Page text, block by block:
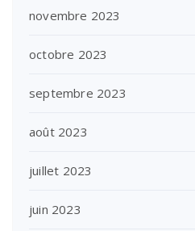
novembre 2023
octobre 2023
septembre 2023
août 2023
juillet 2023
juin 2023